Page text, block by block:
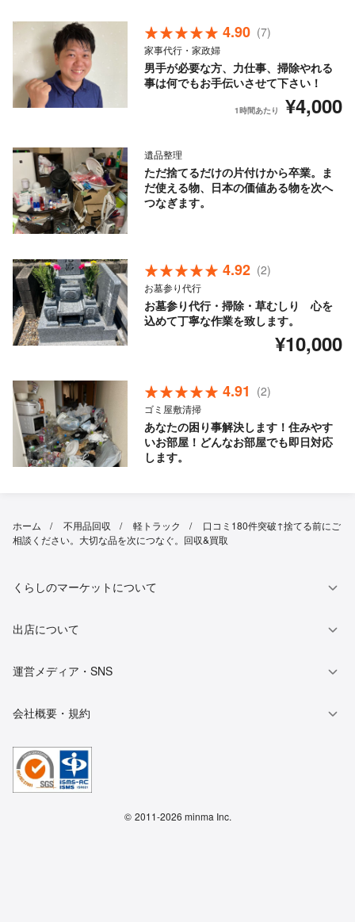
4.90 (7)
家事代行・家政婦
男手が必要な方、力仕事、掃除やれる
事は何でもお手伝いさせて下さい！
1時間あたり ¥4,000
遺品整理
ただ捨てるだけの片付けから卒業。ま
だ使える物、日本の価値ある物を次へ
つなぎます。
4.92 (2)
お墓参り代行
お墓参り代行・掃除・草むしり 心を
込めて丁寧な作業を致します。
¥10,000
4.91 (2)
ゴミ屋敷清掃
あなたの困り事解決します！住みやす
いお部屋！どんなお部屋でも即日対応
します。
ホーム 不用品回収 軽トラック
口コミ180件突破↑捨てる前にご
相談ください。大切な品を次につなぐ。回収&買取
くらしのマーケットについて
出店について
運営メディア・SNS
会社概要・規約
© 2011-2026 minma Inc.